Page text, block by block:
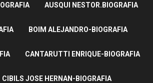
AUSQUI NESTOR.BIOGRAFIA
BOIM ALEJANDRO-BIOGRAFIA
CANTARUTTI ENRIQUE-BIOGRAFIA
CIBILS JOSE HERNAN-BIOGRAFIA